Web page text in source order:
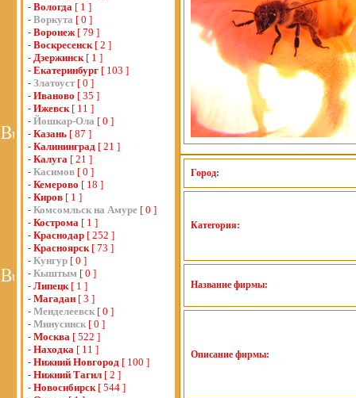
- Вологда [ 1 ]
- Воркута [ 0 ]
- Воронеж[ 79 ]
- Воскресенск[ 2 ]
- Дзержинск[ 1 ]
- Екатеринбург [ 103 ]
- Златоуст [ 0 ]
- Иваново [ 35 ]
- Ижевск[ 11 ]
- Йошкар-Ола [ 0 ]
- Казань [ 87 ]
- Калининград [ 21 ]
- Калуга [ 21 ]
- Касимов [ 0 ]
- Кемерово [ 18 ]
- Киров [ 1 ]
- Комсомльск на Амуре [ 0 ]
- Кострома [ 1 ]
- Краснодар [ 252 ]
- Красноярск[ 73 ]
- Кунгур [ 0 ]
- Кыштым [ 0 ]
- Липецк[ 1 ]
- Магадан [ 3 ]
- Менделеевск [ 0 ]
- Минусинск [ 0 ]
- Москва [ 522 ]
- Находка [ 11 ]
- Нижний Новгород [ 100 ]
- Нижний Тагил [ 2 ]
- Новосибирск[ 544 ]
Город:
Категория:
Название фирмы:
Описание фирмы: